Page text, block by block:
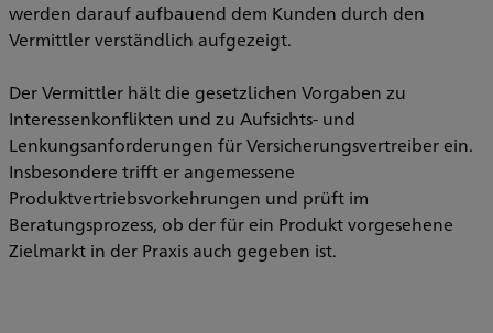
werden darauf aufbauend dem Kunden durch den
Vermittler verständlich aufgezeigt.
Der Vermittler hält die gesetzlichen Vorgaben zu
Interessenkonflikten und zu Aufsichts- und
Lenkungsanforderungen für Versicherungsvertreiber ein.
Insbesondere trifft er angemessene
Produktvertriebsvorkehrungen und prüft im
Beratungsprozess, ob der für ein Produkt vorgesehene
Zielmarkt in der Praxis auch gegeben ist.